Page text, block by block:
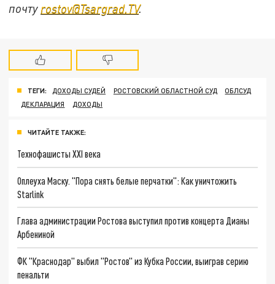
почту rostov@Tsargrad.ТV.
ТЕГИ: ДОХОДЫ СУДЕЙ РОСТОВСКИЙ ОБЛАСТНОЙ СУД
ОБЛСУД
ДЕКЛАРАЦИЯ
ДОХОДЫ
ЧИТАЙТЕ ТАКЖЕ:
Технофашисты XXI века
Оплеуха Маску. "Пора снять белые перчатки": Как уничтожить
Starlink
Глава администрации Ростова выступил против концерта Дианы
Арбениной
ФК "Краснодар" выбил "Ростов" из Кубка России, выиграв серию
пенальти